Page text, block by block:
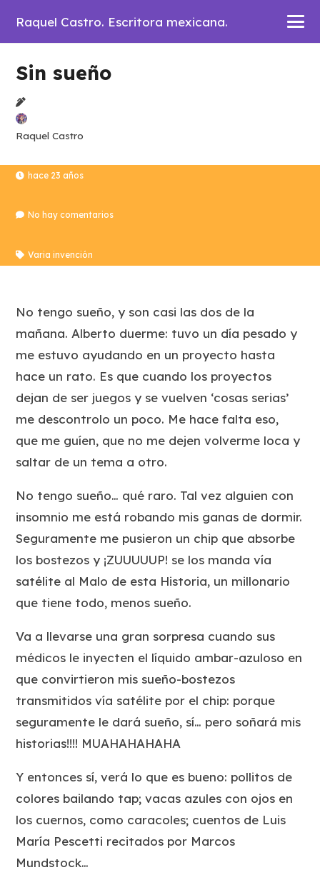
Raquel Castro. Escritora mexicana.
Sin sueño
Raquel Castro
hace 23 años
No hay comentarios
Varia invención
No tengo sueño, y son casi las dos de la
mañana. Alberto duerme: tuvo un día pesado y
me estuvo ayudando en un proyecto hasta
hace un rato. Es que cuando los proyectos
dejan de ser juegos y se vuelven ‘cosas serias’
me descontrolo un poco. Me hace falta eso,
que me guíen, que no me dejen volverme loca y
saltar de un tema a otro.
No tengo sueño… qué raro. Tal vez alguien con
insomnio me está robando mis ganas de dormir.
Seguramente me pusieron un chip que absorbe
los bostezos y ¡ZUUUUUP! se los manda vía
satélite al Malo de esta Historia, un millonario
que tiene todo, menos sueño.
Va a llevarse una gran sorpresa cuando sus
médicos le inyecten el líquido ambar-azuloso en
que convirtieron mis sueño-bostezos
transmitidos vía satélite por el chip: porque
seguramente le dará sueño, sí… pero soñará mis
historias!!!! MUAHAHAHAHA
Y entonces sí, verá lo que es bueno: pollitos de
colores bailando tap; vacas azules con ojos en
los cuernos, como caracoles; cuentos de Luis
María Pescetti recitados por Marcos
Mundstock…